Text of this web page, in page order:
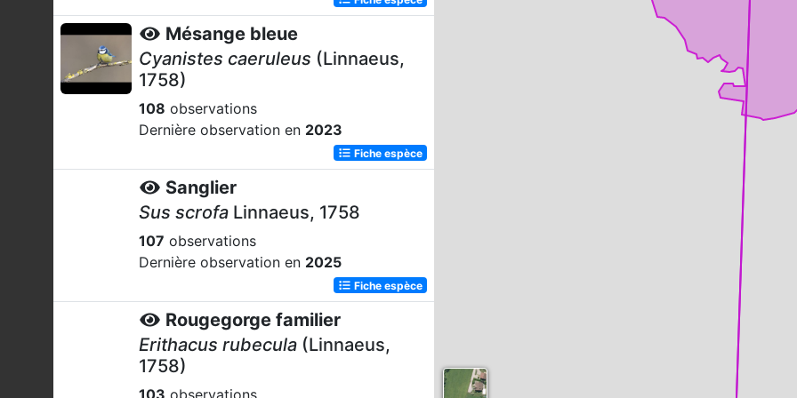
Mésange bleue
Cyanistes caeruleus (Linnaeus,
1758)
108 observations
Dernière observation en 2023
Fiche espèce
Sanglier
Sus scrofa Linnaeus, 1758
107 observations
Dernière observation en 2025
Fiche espèce
Rougegorge familier
Erithacus rubecula (Linnaeus,
1758)
103 observations